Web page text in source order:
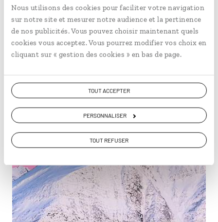
Nous utilisons des cookies pour faciliter votre navigation
sur notre site et mesurer notre audience et la pertinence
de nos publicités. Vous pouvez choisir maintenant quels
cookies vous acceptez. Vous pourrez modifier vos choix en
cliquant sur « gestion des cookies » en bas de page.
TOUT ACCEPTER
PERSONNALISER
TOUT REFUSER
aurores boréales.
à partir de 3600€
Norvège